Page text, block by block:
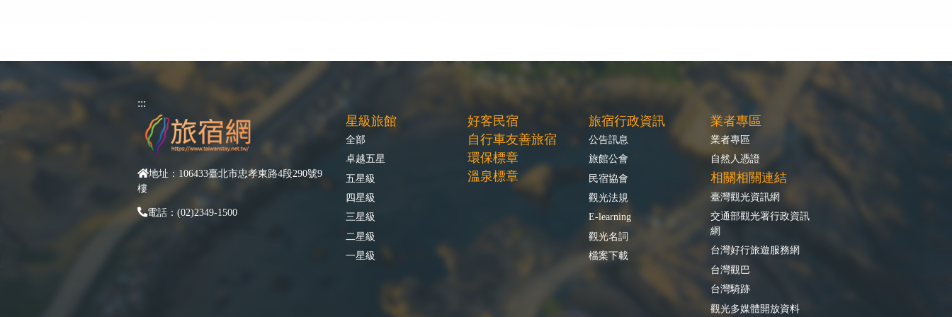
:::
地址：106433臺北市忠孝東路4段290號9
樓
電話：(02)2349-1500
星級旅館
全部
卓越五星
五星級
四星級
三星級
二星級
一星級
好客民宿
自行車友善旅宿
環保標章
溫泉標章
旅宿行政資訊
公告訊息
旅館公會
民宿協會
觀光法規
E-learning
觀光名詞
檔案下載
業者專區
業者專區
自然人憑證
相關相關連結
臺灣觀光資訊網
交通部觀光署行政資訊
網
台灣好行旅遊服務網
台灣觀巴
台灣騎跡
觀光多媒體開放資料